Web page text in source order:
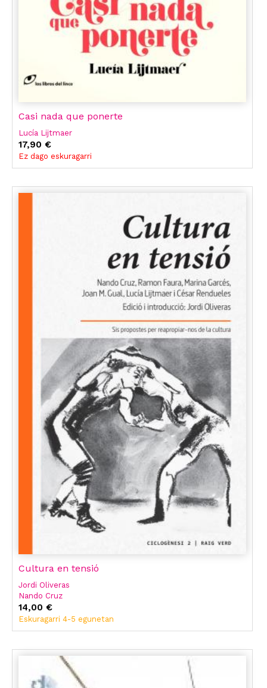
Casi nada que ponerte
Lucía Lijtmaer
17,90 €
Ez dago eskuragarri
Cultura en tensió
Jordi Oliveras
Nando Cruz
Lucía Lijtmaer
César Rendueles
Joan Gual
14,00 €
Eskuragarri 4-5 egunetan